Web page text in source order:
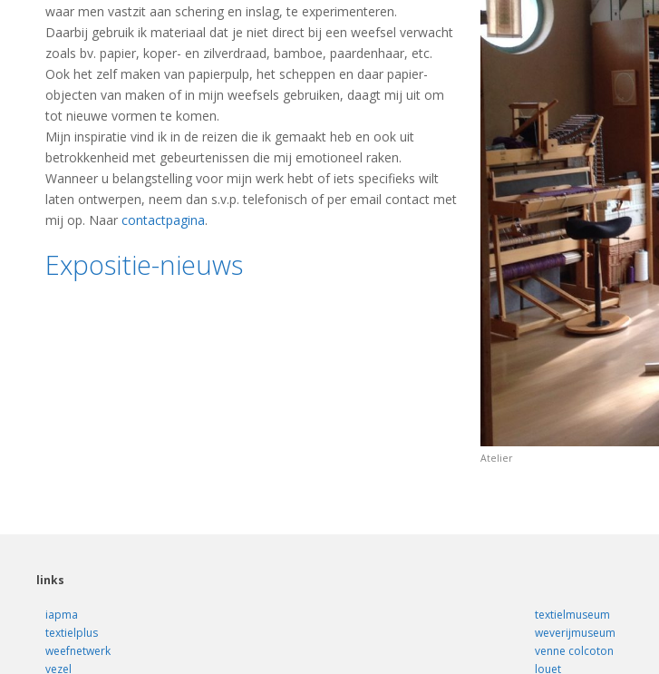
waar men vastzit aan schering en inslag, te experimenteren.
Daarbij gebruik ik materiaal dat je niet direct bij een weefsel verwacht
zoals bv. papier, koper- en zilverdraad, bamboe, paardenhaar, etc.
Ook het zelf maken van papierpulp, het scheppen en daar papier-
objecten van maken of in mijn weefsels gebruiken, daagt mij uit om
tot nieuwe vormen te komen.
Mijn inspiratie vind ik in de reizen die ik gemaakt heb en ook uit
betrokkenheid met gebeurtenissen die mij emotioneel raken.
Wanneer u belangstelling voor mijn werk hebt of iets specifieks wilt
laten ontwerpen, neem dan s.v.p. telefonisch of per email contact met
mij op. Naar contactpagina.
Expositie-nieuws
Atelier
links
iapma
textielplus
weefnetwerk
vezel
textielmuseum
weverijmuseum
venne colcoton
louet